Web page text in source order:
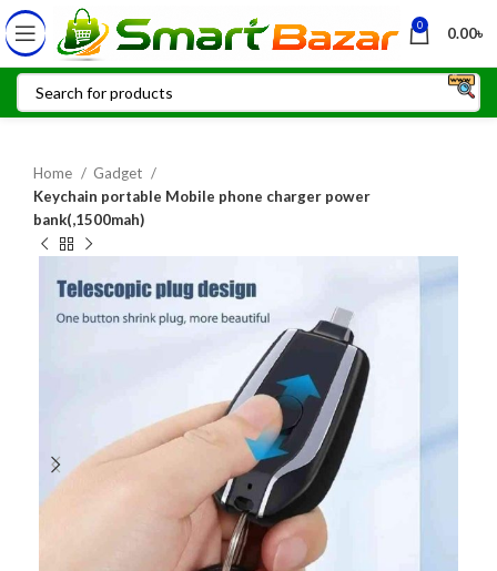
0 0.00৳
Home
Gadget
Keychain portable Mobile phone charger power
bank(,1500mah)